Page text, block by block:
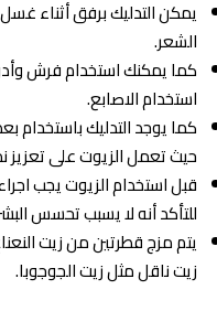
الشعر.
كما يمكنك استخدام فرش
استخدام الاصابع.
كما يوجد التدليك باستخدام
حيث تعمل الزيوت على تعزيز
قبل استخدام الزيوت يجب
للتأكد أنه لا يسبب تحسس
يتم مزج قطرتين من زيت
زيت ناقل مثل زيت الجوجوبا.